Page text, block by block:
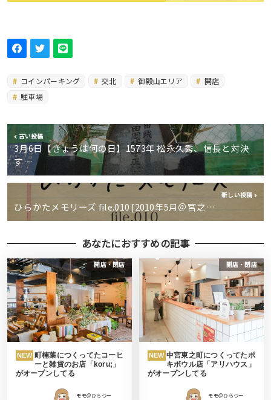
コインパーキング 交北 御殿山エリア
開店
駐車場
古い投稿
3月6日【きょうは何の日】1573年 松永久秀、信長と対決
す…
新しい投稿
ひらかたメモリーズ file.010 [2010年5月＠宮之…
あなたにおすすめの記事
開店・閉店
NEW 町楠葉につくってたコーヒ
ーと雑貨のお店「koru;」
がオープンしてる
モモ＠ひらつー
開店・閉店
NEW 中宮東之町につくってたポ
キボウル店「アリハウス」
がオープンしてる
モモ＠ひらつー